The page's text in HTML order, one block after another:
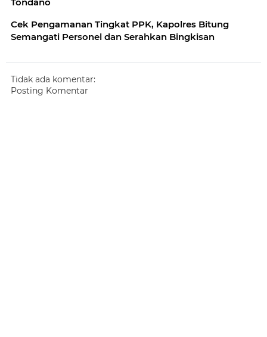
Cek Pengamanan Tingkat PPK, Kapolres Bitung
Semangati Personel dan Serahkan Bingkisan
Tidak ada komentar:
Posting Komentar